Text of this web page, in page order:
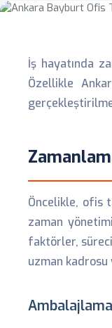
İş hayatında
Özellikle
Öncelikle, ofis
zaman
faktörler,
uzman